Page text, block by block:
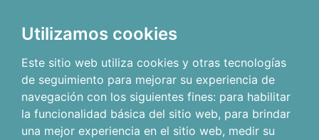
Utilizamos cookies
Este sitio web utiliza cookies y otras tecnologías
de seguimiento para mejorar su experiencia de
navegación con los siguientes fines: para habilitar
la funcionalidad básica del sitio web, para brindar
una mejor experiencia en el sitio web, medir su